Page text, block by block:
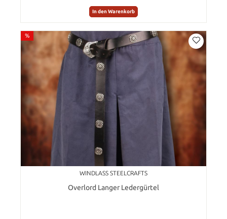
In den Warenkorb
%
WINDLASS STEELCRAFTS
Overlord Langer Ledergürtel